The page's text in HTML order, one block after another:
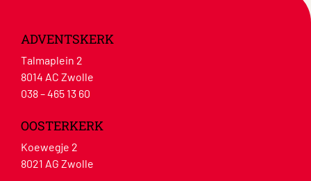
ADVENTSKERK
Talmaplein 2
8014 AC Zwolle
038 – 465 13 60
OOSTERKERK
Koewegje 2
8021 AG Zwolle